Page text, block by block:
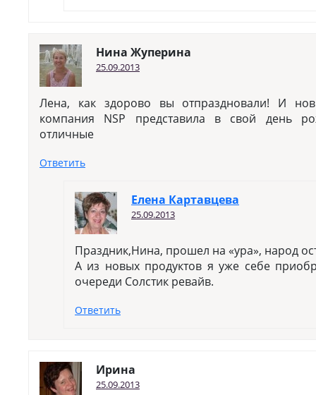
Нина Жуперина
25.09.2013
Лена, как здорово вы отпраздновали! И
компания NSP представила в свой день
отличные
Ответить
Елена Картавцева
25.09.2013
Праздник,Нина, прошел на «ура», народ
А из новых продуктов я уже себе
очереди Солстик ревайв.
Ответить
Ирина
25.09.2013